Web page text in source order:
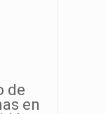
de
en